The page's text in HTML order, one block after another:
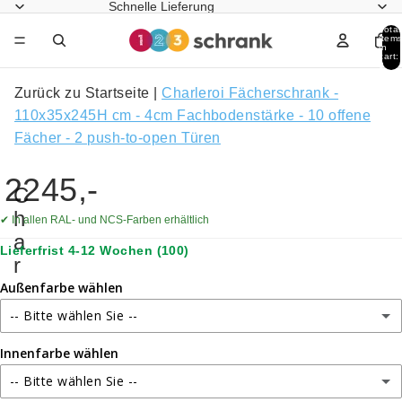
Schnelle Lieferung
Total
items
in
cart:
0
Zurück zu Startseite |Charleroi Fächerschrank -
110x35x245H cm - 4cm Fachbodenstärke - 10 offene
Fächer - 2 push-to-open Türen
C
h
a
r
l
e
r
o
i
2245,-
✔ In allen RAL- und NCS-Farben erhältlich
Lieferfrist 4-12 Wochen (100)
Außenfarbe wählen
-- Bitte wählen Sie --
RAL 9010 – Reinweiß
RAL 9001 – Cremeweiß
Innenfarbe wählen
-- Bitte wählen Sie --